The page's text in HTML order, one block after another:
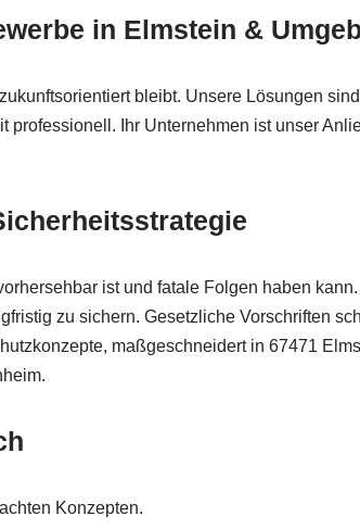
in Elmstein &
bleibt. Unsere Lösungen
Ihr Unternehmen ist unser
ist und fatale Folgen haben
zu sichern. Gesetzliche Vorschriften
maßgeschneidert in 67471
Konzepten.